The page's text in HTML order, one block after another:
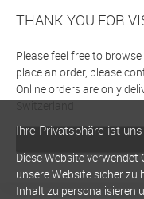
THANK YOU FOR
Please feel free to
place an order, please
Online orders are only
Switzerland
Ihre Privatsphäre ist
Diese Website verwendet
unsere Website sicher zu
Inhalt zu personalisieren